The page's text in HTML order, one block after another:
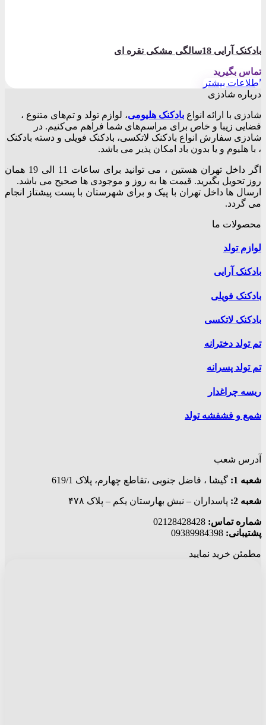
بادکنک آرایی 18سالگی مشکی نقره ای
تماس بگیرید
اطلاعات بیشتر
درباره شادزی
شادزی با ارائه انواع بادکنک‌ هلیومی، لوازم تولد و تم‌های متنوع ،
فضایی زیبا و خاص برای مراسم‌های شما فراهم می‌کنیم. در
شادزی سفارش انواع بادکنک لاتکسی، بادکنک فویلی و دسته بادکنک
، با هلیوم و یا بدون باد امکان پذیر می باشد.
اگر داخل تهران هستین ، می توانید برای ساعات 11 الی 19 همان
روز تحویل بگیرید. قیمت ها به روز و موجودی ها صحیح می باشد.
ارسال ها داخل تهران با پیک و برای شهرستان با پست پیشتاز انجام
می گردد.
محصولات ما
لوازم تولد
بادکنک آرایی
بادکنک فویلی
بادکنک لاتکسی
تم تولد دخترانه
تم تولد پسرانه
ریسه چراغدار
شمع و فشفشه تولد
آدرس شعب
شعبه 1: گيشا ، فاضل جنوبی ،تقاطع چهارم، پلاک 619/1
شعبه 2: پاسداران – نبش بهارستان یکم – پلاک ۴۷۸
شماره تماس:
پشتیبانی:
مطمئن خرید نمایید